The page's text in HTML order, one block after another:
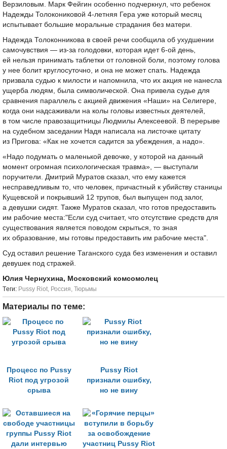
Верзиловым. Марк Фейгин особенно подчеркнул, что ребенок
Надежды Толокониковой 4-летняя Гера уже который месяц
испытывает большие моральные страдания без матери.
Надежда Толоконникова в своей речи сообщила об ухудшении
самочувствия — из-за голодовки, которая идет 6-ой день,
ей нельзя принимать таблетки от головной боли, поэтому голова
у нее болит круглосуточно, и она не может спать. Надежда
призвала судью к милости и напомнила, что их акция не нанесла
ущерба людям, была символической. Она привела судье для
сравнения параллель с акцией движения «Наши» на Селигере,
когда они надсаживали на колы головы известных деятелей,
в том числе правозащитницы Людмилы Алексеевой. В перерыве
на судебном заседании Надя написала на листочке цитату
из Пригова: «Как не хочется садится за убеждения, а надо».
«Надо подумать о маленькой девочке, у которой на данный
момент огромная психологическая травма», — выступали
поручители. Дмитрий Муратов сказал, что ему кажется
несправедливым то, что человек, причастный к убийству станицы
Кущевской и покрывший 12 трупов, был выпущен под залог,
а девушки сидят. Также Муратов сказал, что готов предоставить
им рабочие места:"Если суд считает, что отсутствие средств для
существования является поводом скрыться, то зная
их образование, мы готовы предоставить им рабочие места".
Суд оставил решение Таганского суда без изменения и оставил
девушек под стражей.
Юлия Чернухина, Московский комсомолец
Tеги: Pussy Riot, Россия, Тюрьмы
Материалы по теме:
Процесс по Pussy
Riot под угрозой
срыва
Pussy Riot
признали ошибку,
но не вину